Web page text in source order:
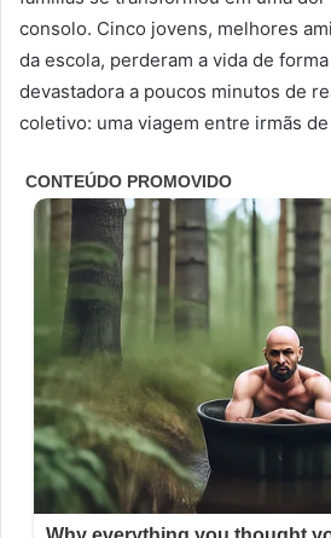
consolo. Cinco jovens, melhores
da escola, perderam a vida de
devastadora a poucos minutos de
coletivo: uma viagem entre irmãs